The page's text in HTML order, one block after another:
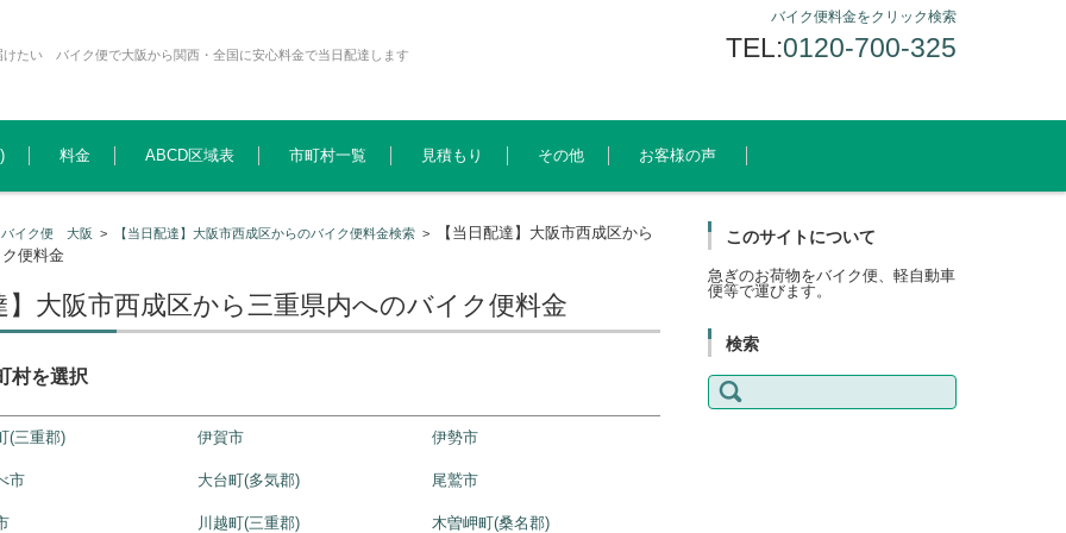
けたい バイク便で大阪から関西・全国に安心料金で当日配達します
バイク便料金をクリック検索
TEL:0120-700-325
料金 ABCD区域表 市町村一覧 見積もり その他 お客様の声
バイク便 大阪 > 【当日配達】大阪市西成区からのバイク便料金検索 >
【当日配達】大阪市西成区から
便料金
】大阪市西成区から三重県内へのバイク便料金
村を選択
(三重郡) 伊賀市 伊勢市
市 大台町(多気郡) 尾鷲市
川越町(三重郡) 木曽岬町(桑名郡)
このサイトについて
急ぎのお荷物をバイク便、軽自動車
便等で運びます。
検索
検
索: